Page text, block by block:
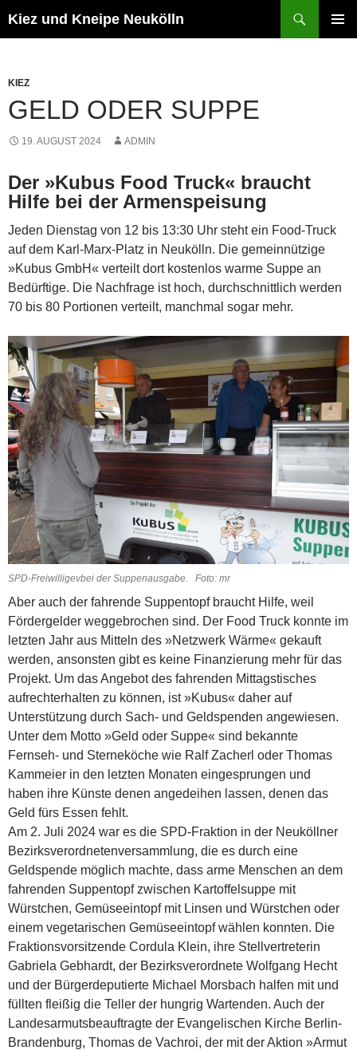
Inhalt
Kiez und Kneipe Neukölln
KIEZ
GELD ODER SUPPE
19. AUGUST 2024 ADMIN
Der »Kubus Food Truck« braucht
Hilfe bei der Armenspeisung
Jeden Dienstag von 12 bis 13:30 Uhr steht ein Food-Truck
auf dem Karl-Marx-Platz in Neukölln. Die gemeinnützige
»Kubus GmbH« verteilt dort kostenlos warme Suppe an
Bedürftige. Die Nachfrage ist hoch, durchschnittlich werden
70 bis 80 Portionen verteilt, manchmal sogar mehr.
SPD-Freiwilligevbei der Suppenausgabe. Foto: mr
Aber auch der fahrende Suppentopf braucht Hilfe, weil
Fördergel­der weggebrochen sind. Der Food Truck konnte im
letzten Jahr aus Mitteln des »Netzwerk Wärme« gekauft
werden, ansonsten gibt es keine Finanzierung mehr für das
Projekt. Um das Angebot des fahrenden Mittagstisches
aufrechterhalten zu können, ist »Kubus« daher auf
Unterstützung durch Sach- und Geldspenden angewiesen.
Unter dem Motto »Geld oder Suppe« sind bekannte
Fernseh- und Sterneköche wie Ralf Zacherl oder Thomas
Kammeier in den letzten Monaten eingesprungen und
haben ihre Künste denen angedeihen lassen, denen das
Geld fürs Essen fehlt.
Am 2. Juli 2024 war es die SPD-Fraktion in der Neuköllner
Bezirksverordnetenversammlung, die es durch eine
Geldspende möglich machte, dass arme Menschen an dem
fahrenden Suppentopf zwischen Kartoffelsuppe mit
Würstchen, Gemüseeintopf mit Linsen und Würstchen oder
einem vegetarischen Gemüseeintopf wählen konnten. Die
Fraktionsvorsitzende Cordula Klein, ihre Stellvertreterin
Gabriela Gebhardt, der Bezirksverordnete Wolfgang Hecht
und der Bürgerdeputierte Michael Morsbach halfen mit und
füllten fleißig die Teller der hungrig Wartenden. Auch der
Landesarmutsbeauftragte der Evangelischen Kirche Berlin-
Brandenburg, Thomas de Vachroi, der mit der Aktion »Armut